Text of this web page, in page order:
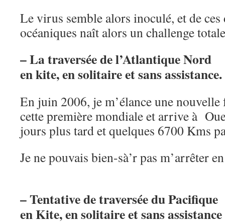
Le virus semble alors inoculé, et de ces
océaniques naît alors un challenge
– La traversée de l’Atlantique Nord
en kite, en solitaire et sans assistance.
En juin 2006, je m’élance une
cette première mondiale et arrive à
jours plus tard et quelques 6700 Kms
Je ne pouvais bien-sà’r pas m’arrêter
– Tentative de traversée du Pacifique
en Kite, en solitaire et sans assistance